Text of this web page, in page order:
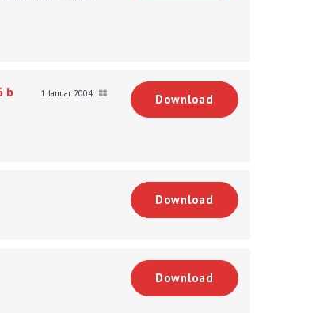
b
1. Januar 2004
Download
Download
Download